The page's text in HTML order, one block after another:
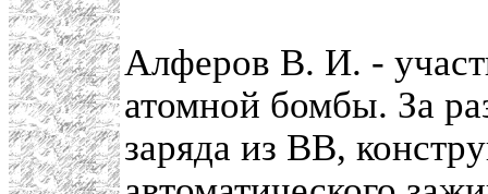
Алферов В. И. -
атомной бомбы. За
заряда из ВВ,